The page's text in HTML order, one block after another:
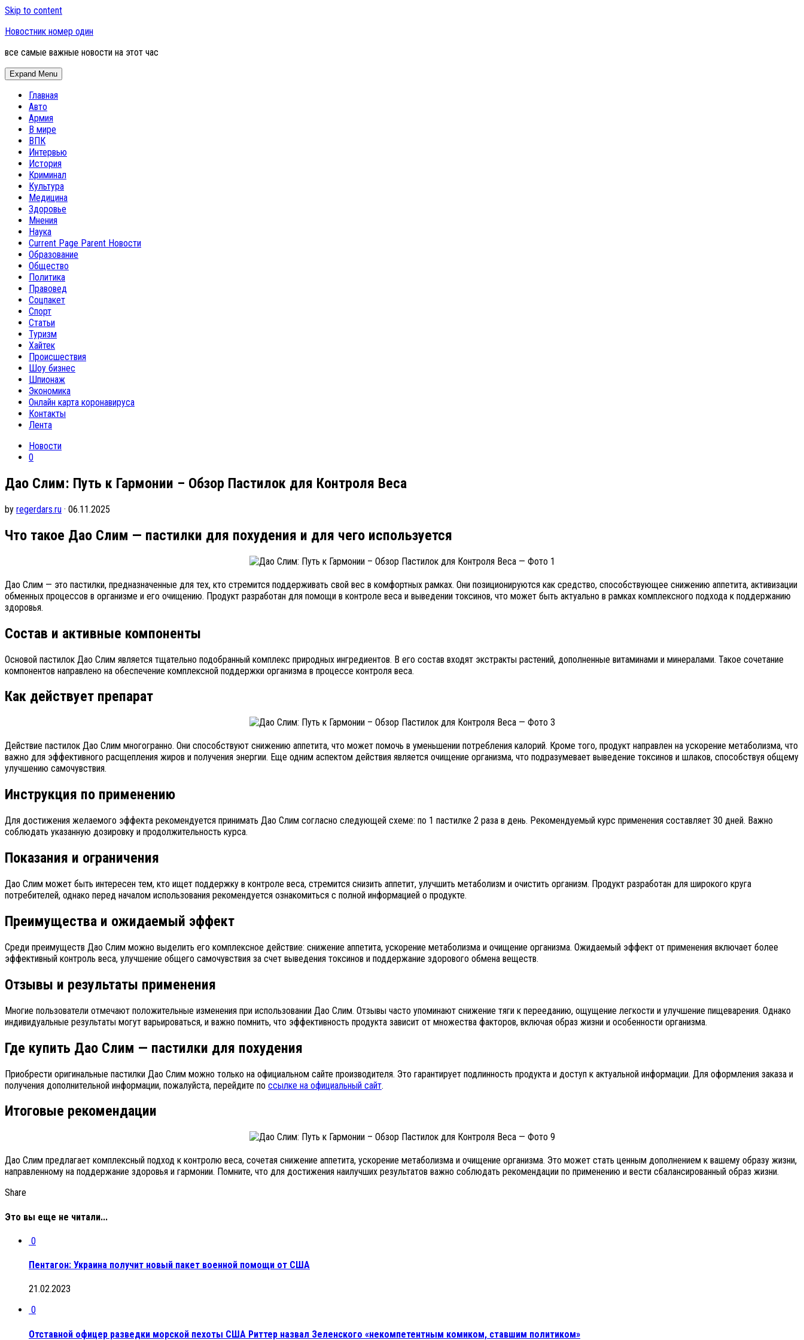
Skip to content
Новостник номер один
все самые важные новости на этот час
Expand Menu
Главная
Авто
Армия
В мире
ВПК
Интервью
История
Криминал
Культура
Медицина
Здоровье
Мнения
Наука
Current Page Parent Новости
Образование
Общество
Политика
Правовед
Соцпакет
Спорт
Статьи
Туризм
Хайтек
Происшествия
Шоу бизнес
Шпионаж
Экономика
Онлайн карта коронавируса
Контакты
Лента
Новости
0
Дао Слим: Путь к Гармонии – Обзор Пастилок для Контроля Веса
by regerdars.ru · 06.11.2025
Что такое Дао Слим — пастилки для похудения и для чего используется
Дао Слим — это пастилки, предназначенные для тех, кто стремится поддерживать свой вес в комфортных рамках. Они позиционируются как средство, способствующее снижению аппетита, активизации
обменных процессов в организме и его очищению. Продукт разработан для помощи в контроле веса и выведении токсинов, что может быть актуально в рамках комплексного подхода к поддержанию
здоровья.
Состав и активные компоненты
Основой пастилок Дао Слим является тщательно подобранный комплекс природных ингредиентов. В его состав входят экстракты растений, дополненные витаминами и минералами. Такое сочетание
компонентов направлено на обеспечение комплексной поддержки организма в процессе контроля веса.
Как действует препарат
Действие пастилок Дао Слим многогранно. Они способствуют снижению аппетита, что может помочь в уменьшении потребления калорий. Кроме того, продукт направлен на ускорение метаболизма, что
важно для эффективного расщепления жиров и получения энергии. Еще одним аспектом действия является очищение организма, что подразумевает выведение токсинов и шлаков, способствуя общему
улучшению самочувствия.
Инструкция по применению
Для достижения желаемого эффекта рекомендуется принимать Дао Слим согласно следующей схеме: по 1 пастилке 2 раза в день. Рекомендуемый курс применения составляет 30 дней. Важно
соблюдать указанную дозировку и продолжительность курса.
Показания и ограничения
Дао Слим может быть интересен тем, кто ищет поддержку в контроле веса, стремится снизить аппетит, улучшить метаболизм и очистить организм. Продукт разработан для широкого круга
потребителей, однако перед началом использования рекомендуется ознакомиться с полной информацией о продукте.
Преимущества и ожидаемый эффект
Среди преимуществ Дао Слим можно выделить его комплексное действие: снижение аппетита, ускорение метаболизма и очищение организма. Ожидаемый эффект от применения включает более
эффективный контроль веса, улучшение общего самочувствия за счет выведения токсинов и поддержание здорового обмена веществ.
Отзывы и результаты применения
Многие пользователи отмечают положительные изменения при использовании Дао Слим. Отзывы часто упоминают снижение тяги к перееданию, ощущение легкости и улучшение пищеварения. Однако
индивидуальные результаты могут варьироваться, и важно помнить, что эффективность продукта зависит от множества факторов, включая образ жизни и особенности организма.
Где купить Дао Слим — пастилки для похудения
Приобрести оригинальные пастилки Дао Слим можно только на официальном сайте производителя. Это гарантирует подлинность продукта и доступ к актуальной информации. Для оформления заказа и
получения дополнительной информации, пожалуйста, перейдите по ссылке на официальный сайт.
Итоговые рекомендации
Дао Слим предлагает комплексный подход к контролю веса, сочетая снижение аппетита, ускорение метаболизма и очищение организма. Это может стать ценным дополнением к вашему образу жизни,
направленному на поддержание здоровья и гармонии. Помните, что для достижения наилучших результатов важно соблюдать рекомендации по применению и вести сбалансированный образ жизни.
Share
Это вы еще не читали...
0
Пентагон: Украина получит новый пакет военной помощи от США
21.02.2023
0
Отставной офицер разведки морской пехоты США Риттер назвал Зеленского «некомпетентным комиком, ставшим политиком»